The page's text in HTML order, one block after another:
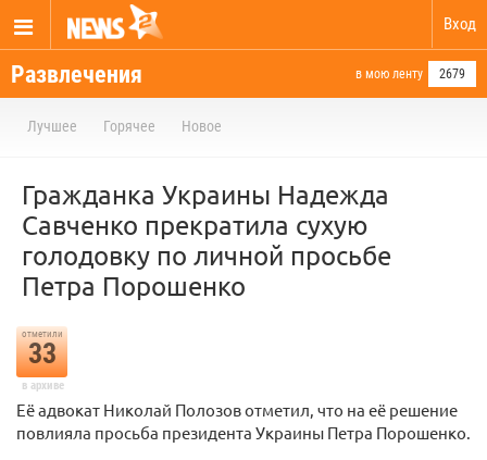
Вход
Развлечения в мою ленту 2679
Лучшее Горячее Новое
Гражданка Украины Надежда
Савченко прекратила сухую
голодовку по личной просьбе
Петра Порошенко
отметили
33
в архиве
Её адвокат Николай Полозов отметил, что на её решение
повлияла просьба президента Украины Петра Порошенко.